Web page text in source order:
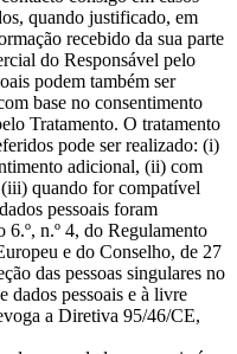
quando justificado, em
recebido da sua parte
do Responsável pelo
podem também ser
base no consentimento
Tratamento. O tratamento
pode ser realizado: (i)
adicional, (ii) com
quando for compatível
pessoais foram
n.º 4, do Regulamento
e do Conselho, de 27
das pessoas singulares no
dados pessoais e à livre
a Diretiva 95/46/CE,